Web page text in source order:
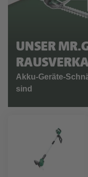
UNSER
Akku-Geräte-
sind